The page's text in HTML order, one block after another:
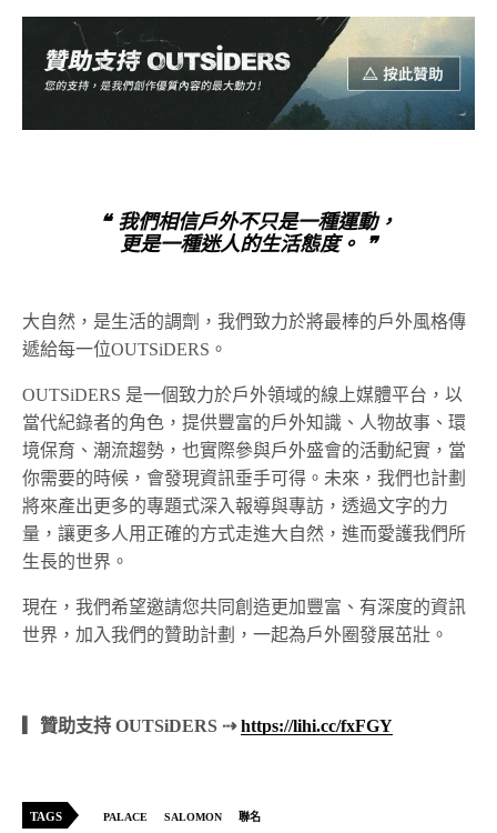
❝ 我們相信戶外不只是一種運動，
更是一種迷人的生活態度。 ❞
大自然，是生活的調劑，我們致力於將最棒的戶外風格傳
遞給每一位OUTSiDERS。
OUTSiDERS 是一個致力於戶外領域的線上媒體平台，以
當代紀錄者的角色，提供豐富的戶外知識、人物故事、環
境保育、潮流趨勢，也實際參與戶外盛會的活動紀實，當
你需要的時候，會發現資訊垂手可得。未來，我們也計劃
將來產出更多的專題式深入報導與專訪，透過文字的力
量，讓更多人用正確的方式走進大自然，進而愛護我們所
生長的世界。
現在，我們希望邀請您共同創造更加豐富、有深度的資訊
世界，加入我們的贊助計劃，一起為戶外圈發展茁壯。
▎贊助支持 OUTSiDERS ⇢https://lihi.cc/fxFGY
TAGS PALACE SALOMON 聯名